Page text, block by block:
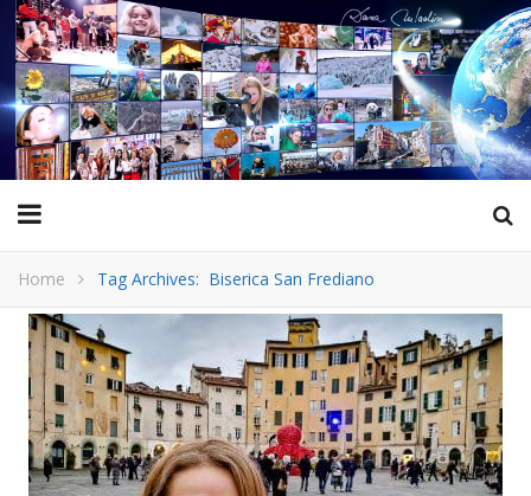
Home Tag Archives: Biserica San Frediano